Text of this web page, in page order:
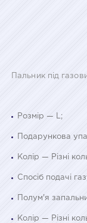
Пальник під
Розмір — L;
Подарункова
Колір — Різні
Спосіб подачі
Полум'я
Колір — Різні